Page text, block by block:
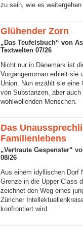
zu sein, wie es weitergehen
Glühender Zorn
„Das Teufelsbuch“ von
Textwelten 07/26
Nicht nur in Dänemark ist
Vorgängerroman erhielt sie
Union. Nun erzählt sie eine
von Substanzen, aber
wohlwollenden Menschen.
Das
Familienlebens
„Vertraute Gespenster“
08/26
Aus einem idyllischen Dorf
Grenze in die Upper Class
zeichnet den Weg eines
Züricher
konfrontiert wird.